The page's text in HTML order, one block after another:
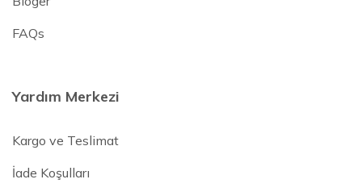
FAQs
Yardım Merkezi
Kargo ve Teslimat
İade Koşulları